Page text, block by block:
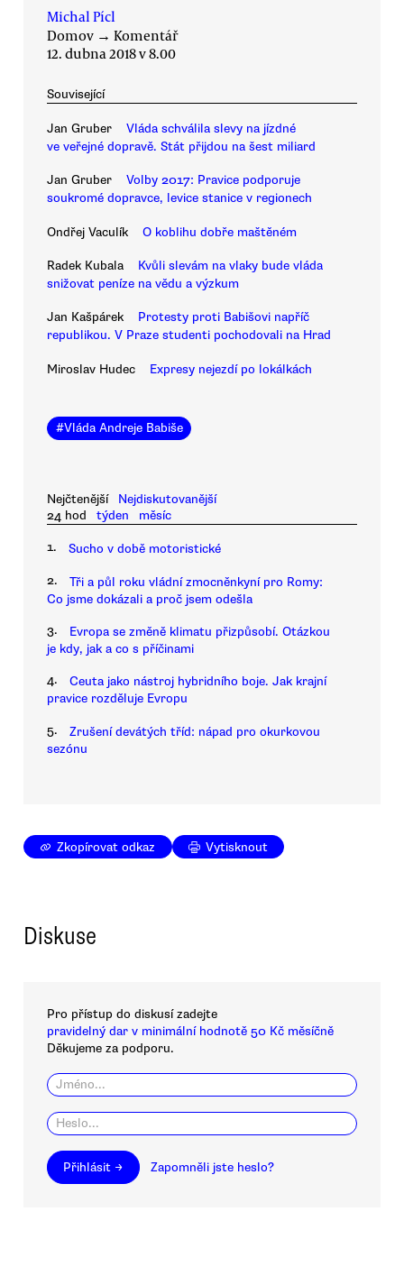
Michal Pícl
Domov → Komentář
12. dubna 2018 v 8.00
Související
Jan Gruber
Vláda schválila slevy na jízdné
ve veřejné dopravě. Stát přijdou na šest miliard
Jan Gruber
Volby 2017: Pravice podporuje
soukromé dopravce, levice stanice v regionech
Ondřej Vaculík O koblihu dobře maštěném
Radek Kubala
Kvůli slevám na vlaky bude vláda
snižovat peníze na vědu a výzkum
Jan Kašpárek
Protesty proti Babišovi napříč
republikou. V Praze studenti pochodovali na Hrad
Miroslav Hudec Expresy nejezdí po lokálkách
#Vláda Andreje Babiše
Nejčtenější
Nejdiskutovanější
24 hod
týden měsíc
1. Sucho v době motoristické
2.
Tři a půl roku vládní zmocněnkyní pro Romy:
Co jsme dokázali a proč jsem odešla
3.
Evropa se změně klimatu přizpůsobí. Otázkou
je kdy, jak a co s příčinami
4.
Ceuta jako nástroj hybridního boje. Jak krajní
pravice rozděluje Evropu
5.
Zrušení devátých tříd: nápad pro okurkovou
sezónu
Zkopírovat odkaz Vytisknout
Diskuse
Pro přístup do diskusí zadejte
pravidelný dar v minimální hodnotě 50 Kč měsíčně
Děkujeme za podporu.
Přihlásit → Zapomněli jste heslo?